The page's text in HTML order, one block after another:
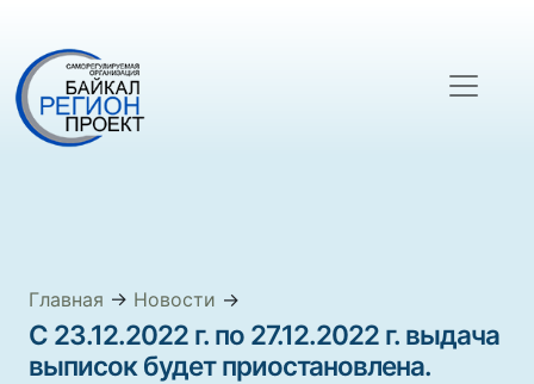
Главная → Новости →
С 23.12.2022 г. по 27.12.2022 г. выдача
выписок будет приостановлена.